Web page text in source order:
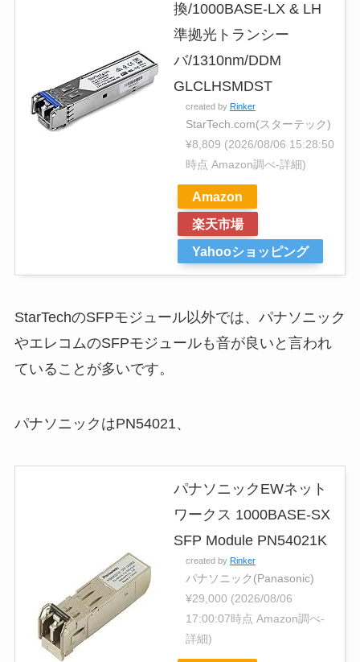
換/1000BASE-LX & LH
準拠光トランシー
バ/1310nm/DDM
GLCLHSMDST
created by Rinker
StarTech.com(スターテック)
¥8,809 (2026/08/06 15:28:50
時点 Amazon調べ-詳細)
Amazon
楽天市場
Yahooショッピング
StarTechのSFPモジュール以外では、パナソニック
やエレコムのSFPモジュールも音が良いと言われ
ていることが多いです。
パナソニックはPN54021、
パナソニックEWネット
ワークス 1000BASE-SX
SFP Module PN54021K
created by Rinker
パナソニック(Panasonic)
¥29,000 (2026/08/06
17:00:07時点 Amazon調べ-
詳細)